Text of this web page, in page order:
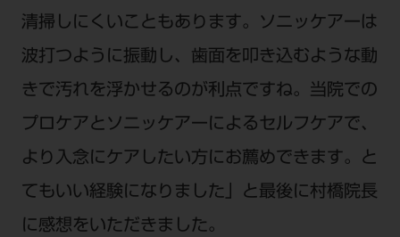
清掃しにくいこともあります。ソニッケアーは
波打つように振動し、歯面を叩き込むような動
きで汚れを浮かせるのが利点ですね。当院での
プロケアとソニッケアーによるセルフケアで、
より入念にケアしたい方にお薦めできます。と
てもいい経験になりました」と最後に村橋院長
に感想をいただきました。